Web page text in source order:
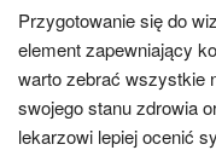
Przygotowanie się do
element zapewniający
warto zebrać wszystkie
swojego stanu zdrowia
lekarzowi lepiej ocenić